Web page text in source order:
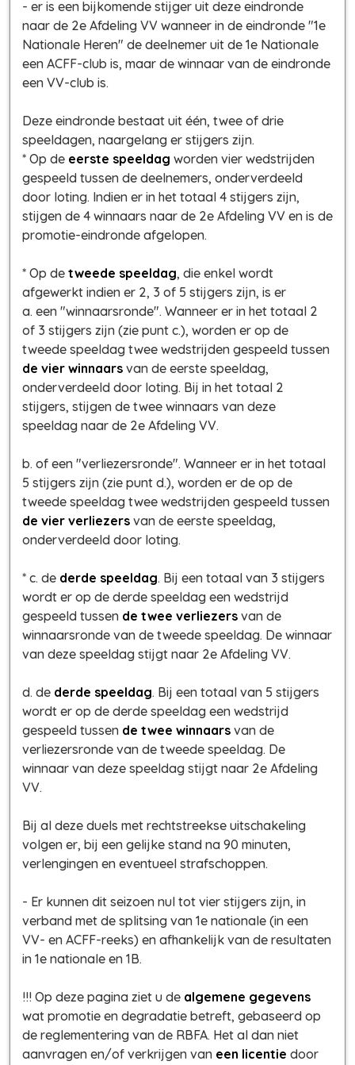
- er is een bijkomende stijger uit deze eindronde
naar de 2e Afdeling VV wanneer in de eindronde "1e
Nationale Heren" de deelnemer uit de 1e Nationale
een ACFF-club is, maar de winnaar van de eindronde
een VV-club is.
Deze eindronde bestaat uit één, twee of drie
speeldagen, naargelang er stijgers zijn.
* Op de eerste speeldag worden vier wedstrijden
gespeeld tussen de deelnemers, onderverdeeld
door loting. Indien er in het totaal 4 stijgers zijn,
stijgen de 4 winnaars naar de 2e Afdeling VV en is de
promotie-eindronde afgelopen.
* Op de tweede speeldag, die enkel wordt
afgewerkt indien er 2, 3 of 5 stijgers zijn, is er
a. een "winnaarsronde". Wanneer er in het totaal 2
of 3 stijgers zijn (zie punt c.), worden er op de
tweede speeldag twee wedstrijden gespeeld tussen
de vier winnaars van de eerste speeldag,
onderverdeeld door loting. Bij in het totaal 2
stijgers, stijgen de twee winnaars van deze
speeldag naar de 2e Afdeling VV.
b. of een "verliezersronde". Wanneer er in het totaal
5 stijgers zijn (zie punt d.), worden er de op de
tweede speeldag twee wedstrijden gespeeld tussen
de vier verliezers van de eerste speeldag,
onderverdeeld door loting.
* c. de derde speeldag. Bij een totaal van 3 stijgers
wordt er op de derde speeldag een wedstrijd
gespeeld tussen de twee verliezers van de
winnaarsronde van de tweede speeldag. De winnaar
van deze speeldag stijgt naar 2e Afdeling VV.
d. de derde speeldag. Bij een totaal van 5 stijgers
wordt er op de derde speeldag een wedstrijd
gespeeld tussen de twee winnaars van de
verliezersronde van de tweede speeldag. De
winnaar van deze speeldag stijgt naar 2e Afdeling
VV.
Bij al deze duels met rechtstreekse uitschakeling
volgen er, bij een gelijke stand na 90 minuten,
verlengingen en eventueel strafschoppen.
- Er kunnen dit seizoen nul tot vier stijgers zijn, in
verband met de splitsing van 1e nationale (in een
VV- en ACFF-reeks) en afhankelijk van de resultaten
in 1e nationale en 1B.
!!! Op deze pagina ziet u de algemene gegevens
wat promotie en degradatie betreft, gebaseerd op
de reglementering van de RBFA. Het al dan niet
aanvragen en/of verkrijgen van een licentie door